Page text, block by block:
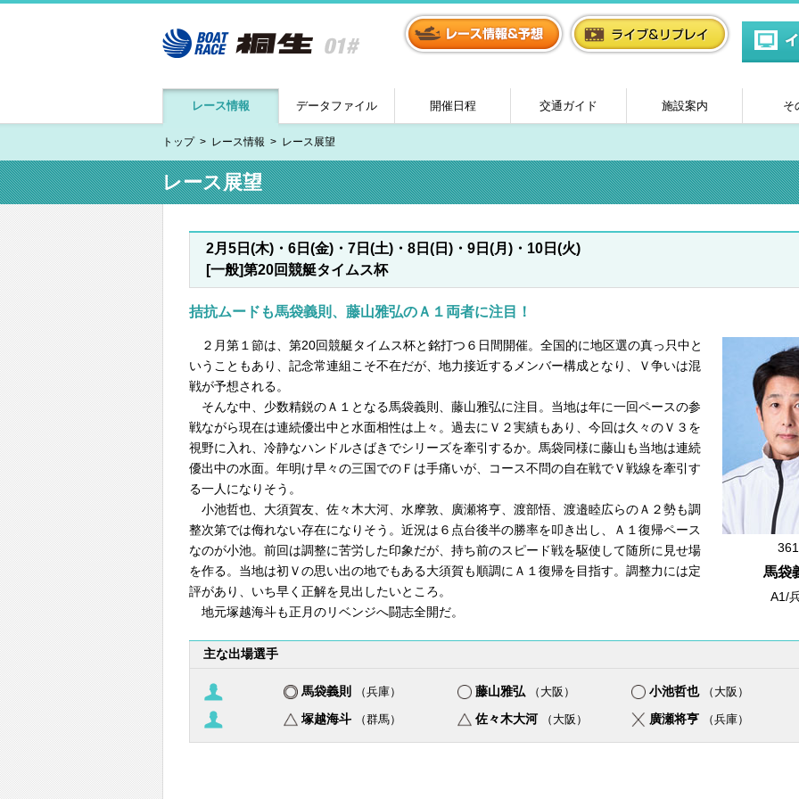
レース情報 データファイル 開催日程 交通ガイド 施設案内 そ
トップ レース情報 レース展望
レース展望
2月5日(木)・6日(金)・7日(土)・8日(日)・9日(月)・10日(火)
[一般]第20回競艇タイムス杯
拮抗ムードも馬袋義則、藤山雅弘のＡ１両者に注目！
２月第１節は、第20回競艇タイムス杯と銘打つ６日間開催。全国的に地区選の真っ只中と
いうこともあり、記念常連組こそ不在だが、地力接近するメンバー構成となり、Ｖ争いは混
戦が予想される。
そんな中、少数精鋭のＡ１となる馬袋義則、藤山雅弘に注目。当地は年に一回ペースの参
戦ながら現在は連続優出中と水面相性は上々。過去にＶ２実績もあり、今回は久々のＶ３を
視野に入れ、冷静なハンドルさばきでシリーズを牽引するか。馬袋同様に藤山も当地は連続
優出中の水面。年明け早々の三国でのＦは手痛いが、コース不問の自在戦でＶ戦線を牽引す
る一人になりそう。
小池哲也、大須賀友、佐々木大河、水摩敦、廣瀬将亨、渡部悟、渡邉睦広らのＡ２勢も調
整次第では侮れない存在になりそう。近況は６点台後半の勝率を叩き出し、Ａ１復帰ペース
なのが小池。前回は調整に苦労した印象だが、持ち前のスピード戦を駆使して随所に見せ場
を作る。当地は初Ｖの思い出の地でもある大須賀も順調にＡ１復帰を目指す。調整力には定
評があり、いち早く正解を見出したいところ。
地元塚越海斗も正月のリベンジへ闘志全開だ。
馬袋
A1/
主な出場選手
馬袋義則 （兵庫） 藤山雅弘 （大阪） 小池哲也 （大阪）
塚越海斗 （群馬） 佐々木大河 （大阪） 廣瀬将亨 （兵庫）